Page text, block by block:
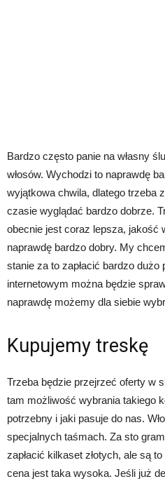
Bardzo często panie na własny
włosów. Wychodzi to naprawdę
wyjątkowa chwila, dlatego trzeba
czasie wyglądać bardzo dobrze.
obecnie jest coraz lepsza, jakość
naprawdę bardzo dobry. My
stanie za to zapłacić bardzo dużo
internetowym można będzie
naprawdę możemy dla siebie
Kupujemy treskę
Trzeba będzie przejrzeć oferty w
tam możliwość wybrania takiego
potrzebny i jaki pasuje do nas.
specjalnych taśmach. Za sto
zapłacić kilkaset złotych, ale są
cena jest taka wysoka. Jeśli już